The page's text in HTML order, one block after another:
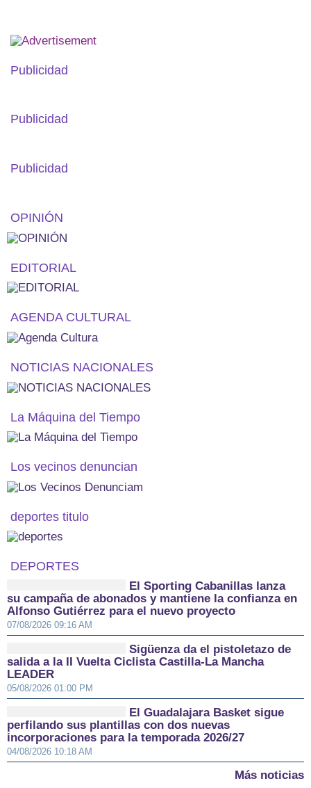
Publicidad
Publicidad
Publicidad
OPINIÓN
EDITORIAL
AGENDA CULTURAL
NOTICIAS NACIONALES
La Máquina del Tiempo
Los vecinos denuncian
deportes titulo
DEPORTES
El Sporting Cabanillas lanza
su campaña de abonados y mantiene la confianza en
Alfonso Gutiérrez para el nuevo proyecto
07/08/2026 09:16 AM
Sigüenza da el pistoletazo de
salida a la II Vuelta Ciclista Castilla-La Mancha
LEADER
05/08/2026 01:00 PM
El Guadalajara Basket sigue
perfilando sus plantillas con dos nuevas
incorporaciones para la temporada 2026/27
04/08/2026 10:18 AM
Más noticias